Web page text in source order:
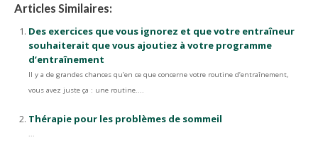
Articles Similaires:
Des exercices que vous ignorez et que votre entraîneur
souhaiterait que vous ajoutiez à votre programme
d’entraînement
Il y a de grandes chances qu’en ce que concerne votre routine d’entraînement,
vous avez juste ça : une routine....
Thérapie pour les problèmes de sommeil
...